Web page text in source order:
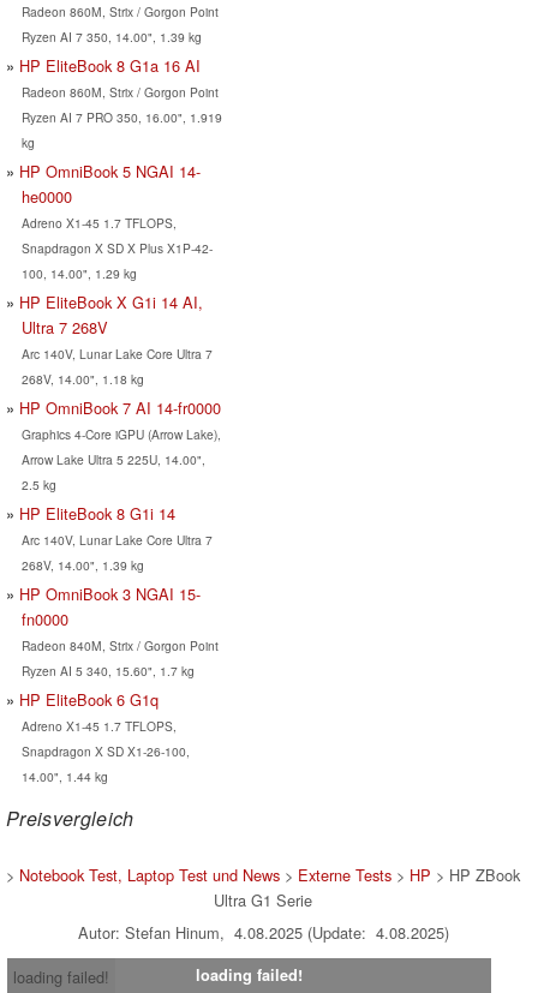
Radeon 860M, Strix / Gorgon Point
Ryzen AI 7 350, 14.00", 1.39 kg
HP EliteBook 8 G1a 16 AI
Radeon 860M, Strix / Gorgon Point
Ryzen AI 7 PRO 350, 16.00", 1.919
kg
HP OmniBook 5 NGAI 14-
he0000
Adreno X1-45 1.7 TFLOPS,
Snapdragon X SD X Plus X1P-42-
100, 14.00", 1.29 kg
HP EliteBook X G1i 14 AI,
Ultra 7 268V
Arc 140V, Lunar Lake Core Ultra 7
268V, 14.00", 1.18 kg
HP OmniBook 7 AI 14-fr0000
Graphics 4-Core iGPU (Arrow Lake),
Arrow Lake Ultra 5 225U, 14.00",
2.5 kg
HP EliteBook 8 G1i 14
Arc 140V, Lunar Lake Core Ultra 7
268V, 14.00", 1.39 kg
HP OmniBook 3 NGAI 15-
fn0000
Radeon 840M, Strix / Gorgon Point
Ryzen AI 5 340, 15.60", 1.7 kg
HP EliteBook 6 G1q
Adreno X1-45 1.7 TFLOPS,
Snapdragon X SD X1-26-100,
14.00", 1.44 kg
Preisvergleich
> Notebook Test, Laptop Test und News > Externe Tests > HP > HP ZBook
Ultra G1 Serie
Autor: Stefan Hinum, 4.08.2025 (Update: 4.08.2025)
loading failed!
loading failed!